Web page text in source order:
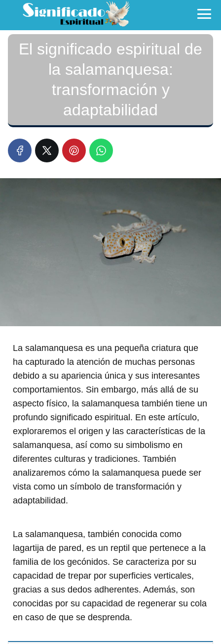
El significado espiritual de
la salamanquesa:
transformación y
adaptabilidad
La salamanquesa es una pequeña criatura que
ha capturado la atención de muchas personas
debido a su apariencia única y sus interesantes
comportamientos. Sin embargo, más allá de su
aspecto físico, la salamanquesa también tiene un
profundo significado espiritual. En este artículo,
exploraremos el origen y las características de la
salamanquesa, así como su simbolismo en
diferentes culturas y tradiciones. También
analizaremos cómo la salamanquesa puede ser
vista como un símbolo de transformación y
adaptabilidad.
La salamanquesa, también conocida como
lagartija de pared, es un reptil que pertenece a la
familia de los gecónidos. Se caracteriza por su
capacidad de trepar por superficies verticales,
gracias a sus dedos adherentes. Además, son
conocidas por su capacidad de regenerar su cola
en caso de que se desprenda.